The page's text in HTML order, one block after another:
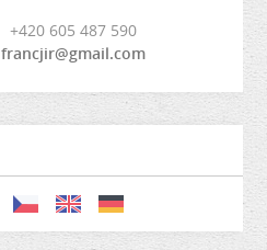
+420 605 487 590
francjir@gmail.com